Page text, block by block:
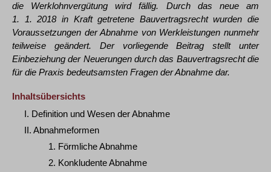
die Werklohnvergütung wird fällig. Durch das neue am
1. 1. 2018 in Kraft getretene Bauvertragsrecht wurden die
Voraussetzungen der Abnahme von Werkleistungen nunmehr
teilweise geändert. Der vorliegende Beitrag stellt unter
Einbeziehung der Neuerungen durch das Bauvertragsrecht die
für die Praxis bedeutsamsten Fragen der Abnahme dar.
Inhaltsübersichts
I. Definition und Wesen der Abnahme
II. Abnahmeformen
1. Förmliche Abnahme
2. Konkludente Abnahme